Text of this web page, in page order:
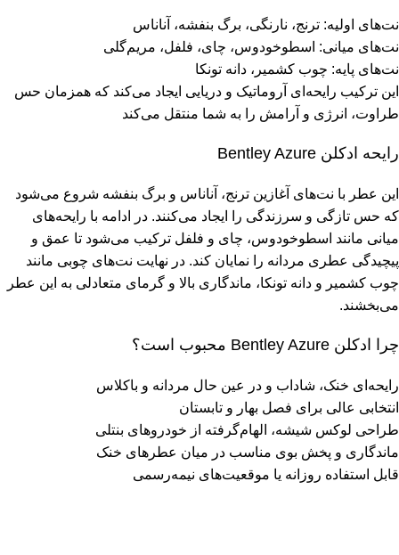
نت‌های اولیه: ترنج، نارنگی، برگ بنفشه، آناناس
نت‌های میانی: اسطوخودوس، چای، فلفل، مریم‌گلی
نت‌های پایه: چوب کشمیر، دانه تونکا
این ترکیب رایحه‌ای آروماتیک و دریایی ایجاد می‌کند که همزمان حس
طراوت، انرژی و آرامش را به شما منتقل می‌کند
رایحه ادکلن Bentley Azure
این عطر با نت‌های آغازین ترنج، آناناس و برگ بنفشه شروع می‌شود
که حس تازگی و سرزندگی را ایجاد می‌کنند. در ادامه با رایحه‌های
میانی مانند اسطوخودوس، چای و فلفل ترکیب می‌شود تا عمق و
پیچیدگی عطری مردانه را نمایان کند. در نهایت نت‌های چوبی مانند
چوب کشمیر و دانه تونکا، ماندگاری بالا و گرمای متعادلی به این عطر
می‌بخشند.
چرا ادکلن Bentley Azure محبوب است؟
رایحه‌ای خنک، شاداب و در عین حال مردانه و باکلاس
انتخابی عالی برای فصل بهار و تابستان
طراحی لوکس شیشه، الهام‌گرفته از خودروهای بنتلی
ماندگاری و پخش بوی مناسب در میان عطرهای خنک
قابل استفاده روزانه یا موقعیت‌های نیمه‌رسمی